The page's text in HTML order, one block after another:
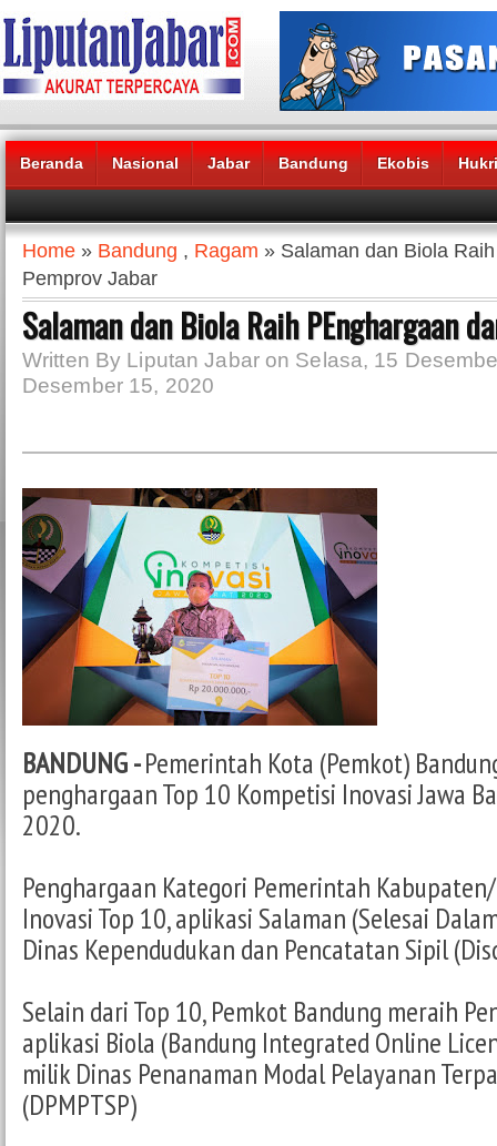
Beranda Nasional Jabar Bandung Ekobis
Headlines News :
Home » Bandung , Ragam » Salaman dan Biola
Pemprov Jabar
Salaman dan Biola Raih PEnghargaan
Written By Liputan Jabar on Selasa, 15
Desember 15, 2020
BANDUNG -Pemerintah Kota (Pemkot)
penghargaan Top 10 Kompetisi Inovasi Jawa
2020.
Penghargaan Kategori Pemerintah
Inovasi Top 10, aplikasi Salaman (Selesai
Dinas Kependudukan dan Pencatatan Sipil
Selain dari Top 10, Pemkot Bandung meraih
aplikasi Biola (Bandung Integrated Online
milik Dinas Penanaman Modal Pelayanan
(DPMPTSP)